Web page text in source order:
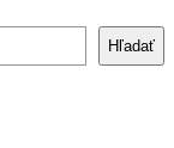
Hľadať